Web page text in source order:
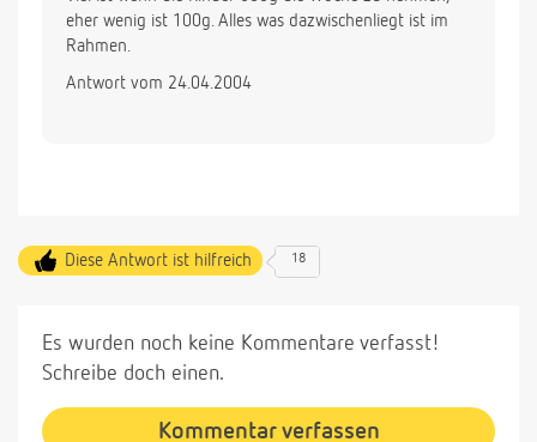
eher wenig ist 100g. Alles was dazwischenliegt ist im
Rahmen.
Antwort vom 24.04.2004
Diese Antwort ist hilfreich 18
Es wurden noch keine Kommentare verfasst!
Schreibe doch einen.
Kommentar verfassen